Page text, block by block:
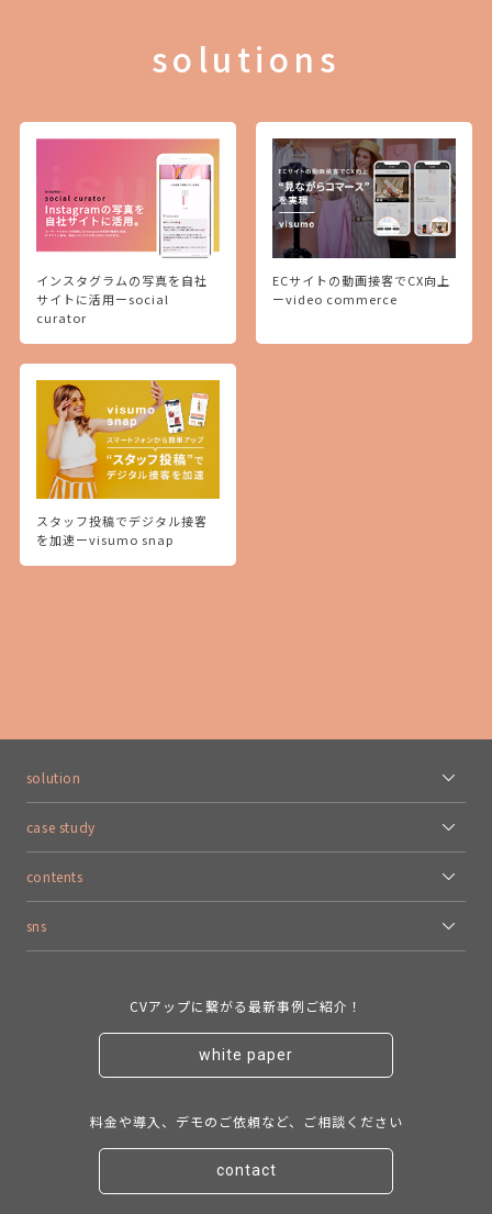
solutions
インスタグラムの写真を自社
サイトに活用ーsocial
curator
ECサイトの動画接客でCX向上
ーvideo commerce
スタッフ投稿でデジタル接客
を加速ーvisumo snap
solution
case study
contents
sns
CVアップに繋がる最新事例ご紹介！
white paper
料金や導入、デモのご依頼など、ご相談ください
contact